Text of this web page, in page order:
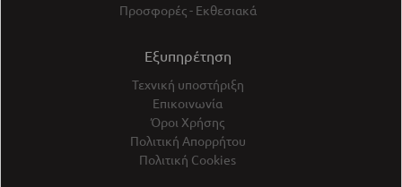
Προσφορές - Εκθεσιακά
Εξυπηρέτηση
Τεχνική υποστήριξη
Επικοινωνία
Όροι Χρήσης
Πολιτική Απορρήτου
Πολιτική Cookies